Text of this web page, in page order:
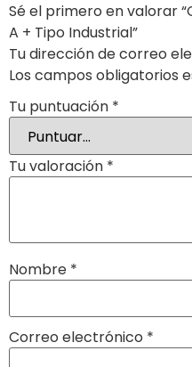
Sé el primero en valorar
A + Tipo Industrial”
Tu dirección de correo
Los campos obligatorios
Tu puntuación *
Tu valoración *
Nombre *
Correo electrónico *